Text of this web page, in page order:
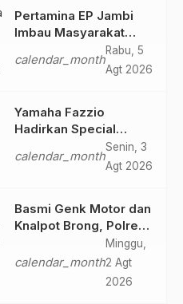
Pertamina EP Jambi
Imbau Masyarakat
Tidak Beraktivitas di
Atas Jalur Pipa Migas
calendar_month
Rabu, 5
Agt 2026
Yamaha Fazzio
Hadirkan Special
Edition Sunset Blue,
Tampilkan Nuansa
calendar_month
Senin, 3
Agt 2026
Basmi Genk Motor dan
Knalpot Brong, Polres
Tanjab Barat Amankan
Belasan Kendaraan
calendar_month
Minggu,
2 Agt
2026